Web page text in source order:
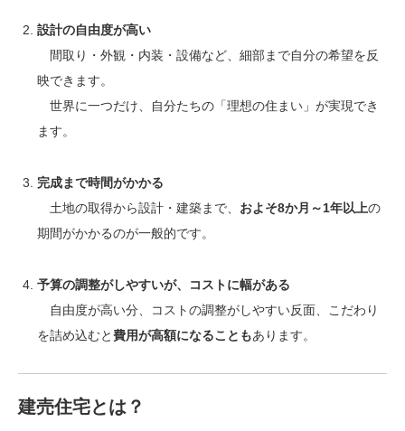
設計の自由度が高い
間取り・外観・内装・設備など、細部まで自分の希望を反
映できます。
世界に一つだけ、自分たちの「理想の住まい」が実現でき
ます。
完成まで時間がかかる
土地の取得から設計・建築まで、 およそ8か月～1年以上の
期間がかかるのが一般的です。
予算の調整がしやすいが、コストに幅がある
自由度が高い分、コストの調整がしやすい反面、こだわり
を詰め込むと費用が高額になることもあります。
建売住宅とは？